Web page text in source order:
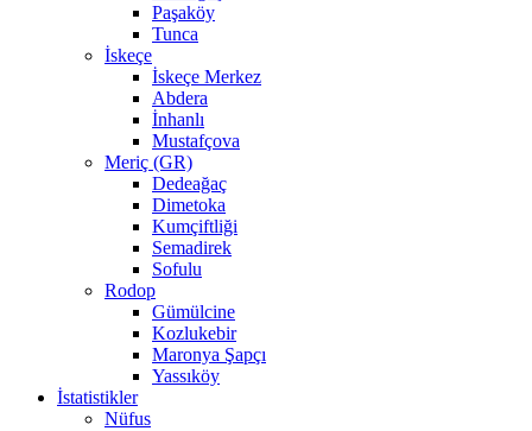
Paşaköy
Tunca
İskeçe
İskeçe Merkez
Abdera
İnhanlı
Mustafçova
Meriç (GR)
Dedeağaç
Dimetoka
Kumçiftliği
Semadirek
Sofulu
Rodop
Gümülcine
Kozlukebir
Maronya Şapçı
Yassıköy
İstatistikler
Nüfus